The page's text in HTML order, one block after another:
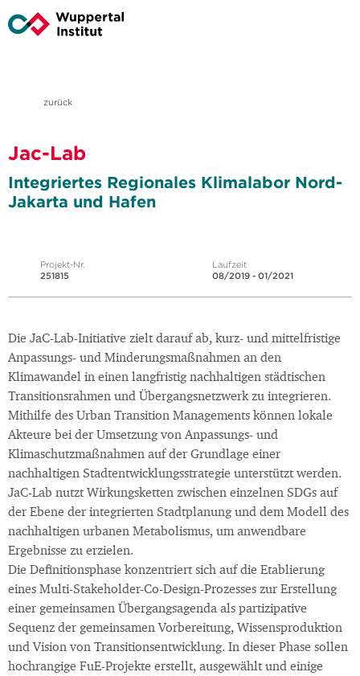
zurück
Jac-Lab
Integriertes Regionales Klimalabor Nord-
Jakarta und Hafen
Projekt-Nr.
251815
Laufzeit
08/2019 - 01/2021
Die JaC-Lab-Initiative zielt darauf ab, kurz- und mittelfristige
Anpassungs- und Minderungsmaßnahmen an den
Klimawandel in einen langfristig nachhaltigen städtischen
Transitionsrahmen und Übergangsnetzwerk zu integrieren.
Mithilfe des Urban Transition Managements können lokale
Akteure bei der Umsetzung von Anpassungs- und
Klimaschutzmaßnahmen auf der Grundlage einer
nachhaltigen Stadtentwicklungsstrategie unterstützt werden.
JaC-Lab nutzt Wirkungsketten zwischen einzelnen SDGs auf
der Ebene der integrierten Stadtplanung und dem Modell des
nachhaltigen urbanen Metabolismus, um anwendbare
Ergebnisse zu erzielen.
Die Definitionsphase konzentriert sich auf die Etablierung
eines Multi-Stakeholder-Co-Design-Prozesses zur Erstellung
einer gemeinsamen Übergangsagenda als partizipative
Sequenz der gemeinsamen Vorbereitung, Wissensproduktion
und Vision von Transitionsentwicklung. In dieser Phase sollen
hochrangige FuE-Projekte erstellt, ausgewählt und einige